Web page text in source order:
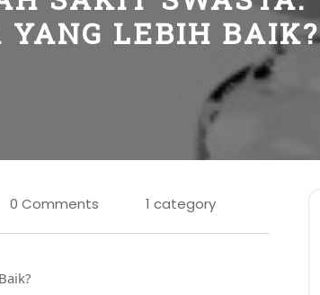
LEBIH BAIK?
0 Comments 1 category